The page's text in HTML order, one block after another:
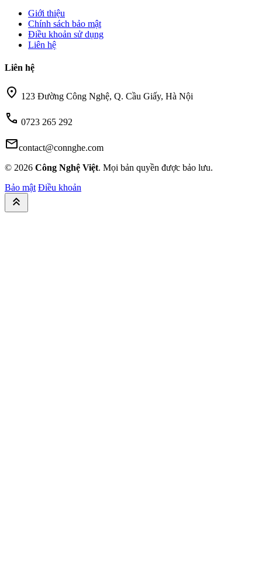
Giới thiệu
Chính sách bảo mật
Điều khoản sử dụng
Liên hệ
Liên hệ
location_on 123 Đường Công Nghệ, Q. Cầu Giấy, Hà Nội
call 0723 265 292
mailcontact@connghe.com
© 2026 Công Nghệ Việt. Mọi bản quyền được bảo lưu.
Bảo mật Điều khoản
keyboard_double_arrow_up